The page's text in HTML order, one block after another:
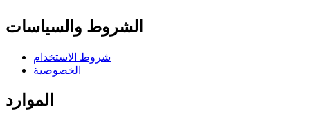
الشروط والسياسات
شروط الاستخدام
الخصوصية
الموارد